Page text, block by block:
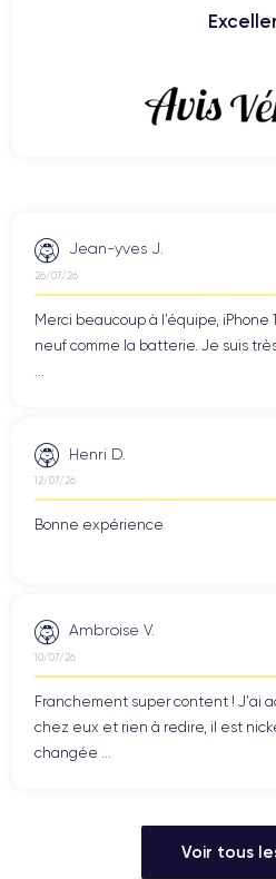
Jean-yves J.
26/07/26
Merci beaucoup à l’équipe, iPhone
neuf comme la batterie. Je suis
Henri D.
12/07/26
Bonne expérience
Ambroise V.
10/07/26
Franchement super content ! J'ai
chez eux et rien à redire, il est
changée ...
Voir tous